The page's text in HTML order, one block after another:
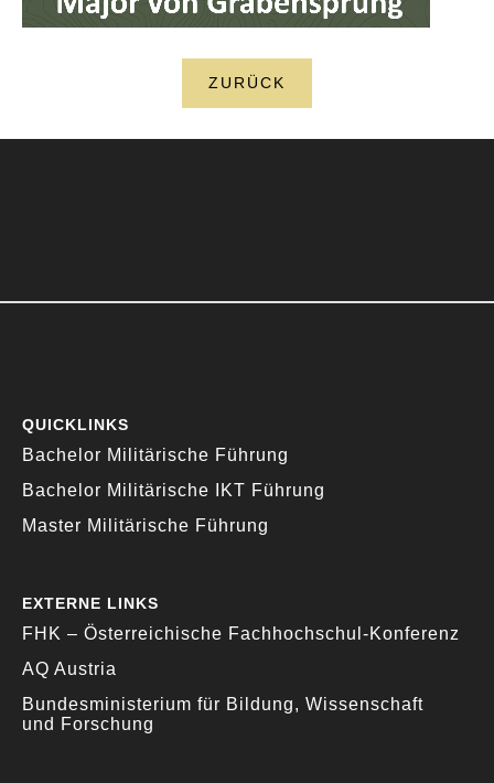
ZURÜCK
QUICKLINKS
Bachelor Militärische Führung
Bachelor Militärische IKT Führung
Master Militärische Führung
EXTERNE LINKS
FHK – Österreichische Fachhochschul-Konferenz
AQ Austria
Bundesministerium für Bildung, Wissenschaft
und Forschung